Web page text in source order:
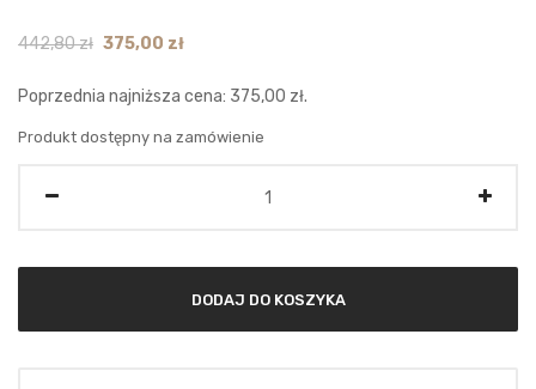
442,80zł Original
was:
442,80 zł.
375,00 złCurrent
is:
375,00 zł.
Poprzednia najniższa cena: 375,00 zł.
Produkt dostępny na zamówienie
DODAJ DO KOSZYKA